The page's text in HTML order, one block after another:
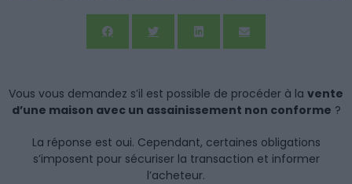
Vous vous demandez s’il est possible de procéder à la vente
d’une maison avec un assainissement non conforme ?
La réponse est oui. Cependant, certaines obligations
s’imposent pour sécuriser la transaction et informer
l’acheteur.